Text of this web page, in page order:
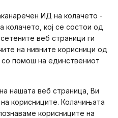
ИД на колачето -
колачето, кој се состои од
веб страници ги
на нивните корисници од
помош на единствениот
нашата веб страница, Ви
корисниците. Колачињата
корисниците на